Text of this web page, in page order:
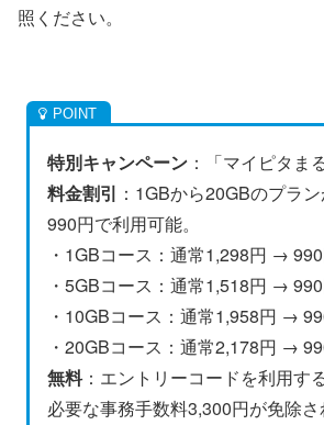
照ください。
特別キャンペーン ：「マイピタま
料金割引 ：1GBから20GBのプラ
990円で利用可能。
・1GBコース：通常1,298円 →
・5GBコース：通常1,518円 →
・10GBコース：通常1,958円 →
・20GBコース：通常2,178円 →
無料：エントリーコードを利用す
必要な事務手数料3,300円が免除さ